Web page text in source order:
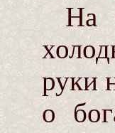
На
руки
о